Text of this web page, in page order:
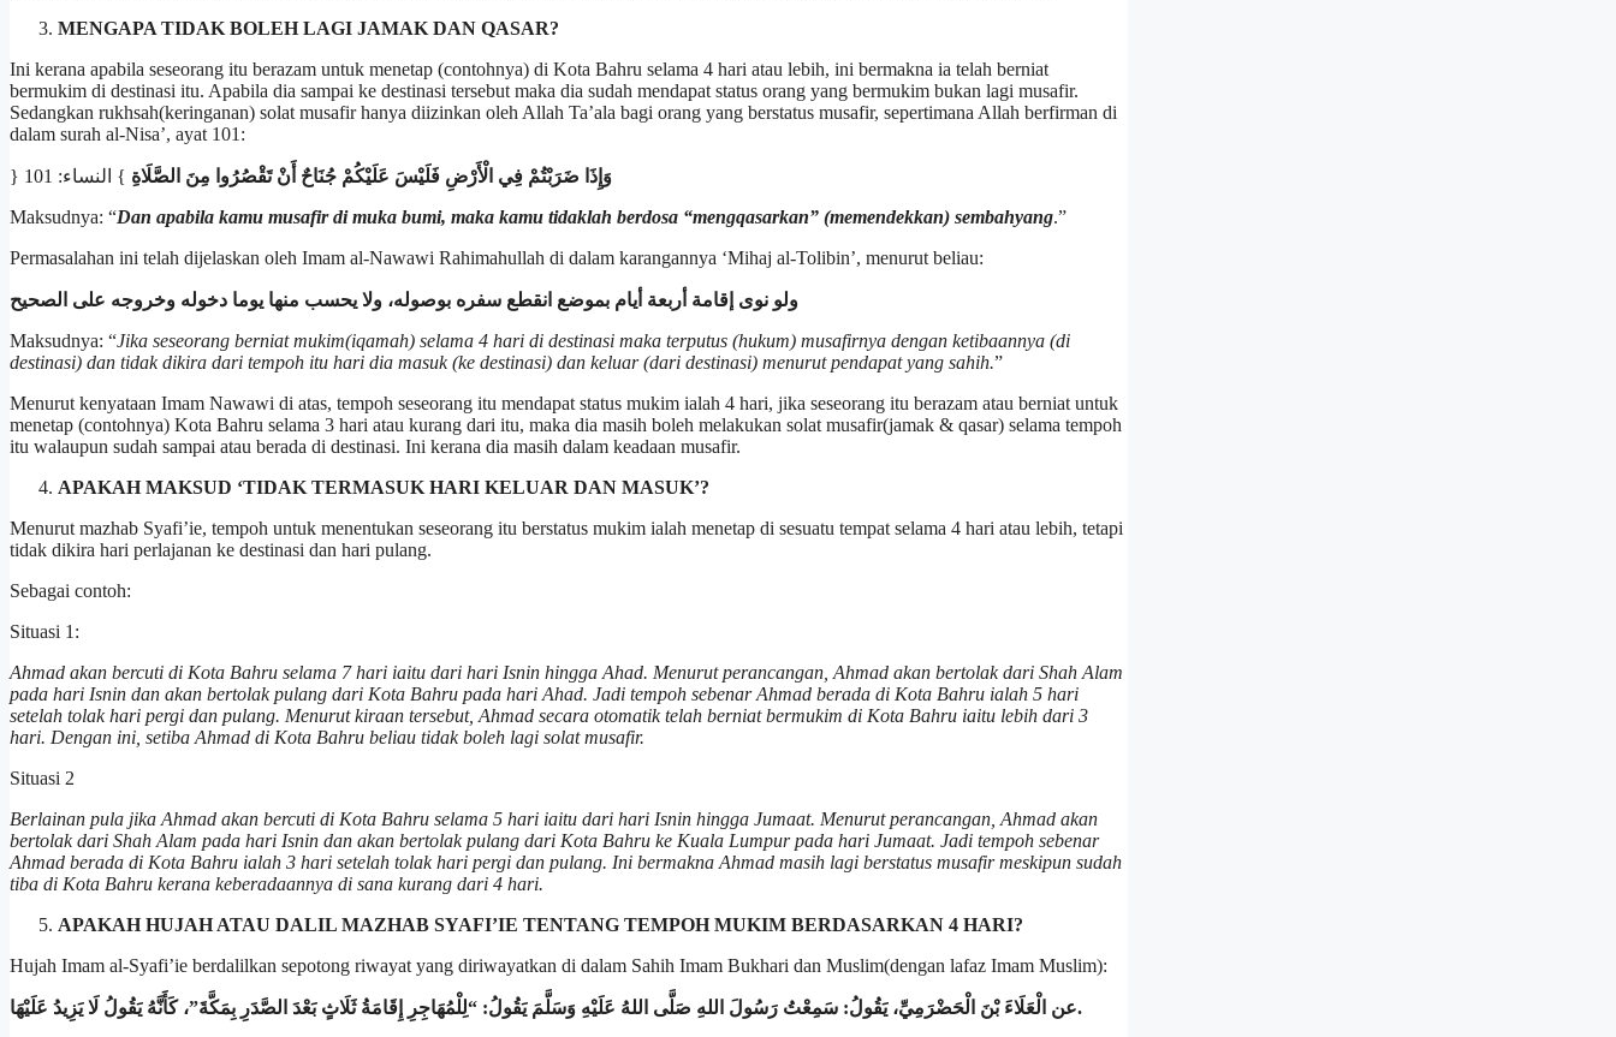
MENGAPA TIDAK BOLEH LAGI JAMAK DAN QASAR?
Ini kerana apabila seseorang itu berazam untuk menetap (contohnya) di Kota Bahru selama 4 hari atau lebih, ini bermakna ia telah berniat
bermukim di destinasi itu. Apabila dia sampai ke destinasi tersebut maka dia sudah mendapat status orang yang bermukim bukan lagi musafir.
Sedangkan rukhsah(keringanan) solat musafir hanya diizinkan oleh Allah Ta’ala bagi orang yang berstatus musafir, sepertimana Allah berfirman di
dalam surah al-Nisa’, ayat 101:
} وَإِذَا ضَرَبْتُمْ فِي الْأَرْضِ فَلَيْسَ عَلَيْكُمْ جُنَاحٌ أَنْ تَقْصُرُوا مِنَ الصَّلَاةِ } النساء: 101
Maksudnya: “Dan apabila kamu musafir di muka bumi, maka kamu tidaklah berdosa “mengqasarkan” (memendekkan) sembahyang.”
Permasalahan ini telah dijelaskan oleh Imam al-Nawawi Rahimahullah di dalam karangannya ‘Mihaj al-Tolibin’, menurut beliau:
ولو نوى إقامة أربعة أيام بموضع انقطع سفره بوصوله، ولا يحسب منها يوما دخوله وخروجه على الصحيح
Maksudnya: “Jika seseorang berniat mukim(iqamah) selama 4 hari di destinasi maka terputus (hukum) musafirnya dengan ketibaannya (di
destinasi) dan tidak dikira dari tempoh itu hari dia masuk (ke destinasi) dan keluar (dari destinasi) menurut pendapat yang sahih.”
Menurut kenyataan Imam Nawawi di atas, tempoh seseorang itu mendapat status mukim ialah 4 hari, jika seseorang itu berazam atau berniat untuk
menetap (contohnya) Kota Bahru selama 3 hari atau kurang dari itu, maka dia masih boleh melakukan solat musafir(jamak & qasar) selama tempoh
itu walaupun sudah sampai atau berada di destinasi. Ini kerana dia masih dalam keadaan musafir.
APAKAH MAKSUD ‘TIDAK TERMASUK HARI KELUAR DAN MASUK’?
Menurut mazhab Syafi’ie, tempoh untuk menentukan seseorang itu berstatus mukim ialah menetap di sesuatu tempat selama 4 hari atau lebih, tetapi
tidak dikira hari perlajanan ke destinasi dan hari pulang.
Sebagai contoh:
Situasi 1:
Ahmad akan bercuti di Kota Bahru selama 7 hari iaitu dari hari Isnin hingga Ahad. Menurut perancangan, Ahmad akan bertolak dari Shah Alam
pada hari Isnin dan akan bertolak pulang dari Kota Bahru pada hari Ahad. Jadi tempoh sebenar Ahmad berada di Kota Bahru ialah 5 hari
setelah tolak hari pergi dan pulang. Menurut kiraan tersebut, Ahmad secara otomatik telah berniat bermukim di Kota Bahru iaitu lebih dari 3
hari. Dengan ini, setiba Ahmad di Kota Bahru beliau tidak boleh lagi solat musafir.
Situasi 2
Berlainan pula jika Ahmad akan bercuti di Kota Bahru selama 5 hari iaitu dari hari Isnin hingga Jumaat. Menurut perancangan, Ahmad akan
bertolak dari Shah Alam pada hari Isnin dan akan bertolak pulang dari Kota Bahru ke Kuala Lumpur pada hari Jumaat. Jadi tempoh sebenar
Ahmad berada di Kota Bahru ialah 3 hari setelah tolak hari pergi dan pulang. Ini bermakna Ahmad masih lagi berstatus musafir meskipun sudah
tiba di Kota Bahru kerana keberadaannya di sana kurang dari 4 hari.
APAKAH HUJAH ATAU DALIL MAZHAB SYAFI’IE TENTANG TEMPOH MUKIM BERDASARKAN 4 HARI?
Hujah Imam al-Syafi’ie berdalilkan sepotong riwayat yang diriwayatkan di dalam Sahih Imam Bukhari dan Muslim(dengan lafaz Imam Muslim):
عن الْعَلَاءَ بْنَ الْحَضْرَمِيِّ، يَقُولُ: سَمِعْتُ رَسُولَ اللهِ صَلَّى اللهُ عَلَيْهِ وَسَلَّمَ يَقُولُ: “لِلْمُهَاجِرِ إِقَامَةُ ثَلَاثٍ بَعْدَ الصَّدَرِ بِمَكَّةَ”، كَأَنَّهُ يَقُولُ لَا يَزِيدُ عَلَيْهَا.